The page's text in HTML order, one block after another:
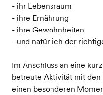
- ihr Lebensraum
- ihre Ernährung
- ihre Gewohnheiten
- und natürlich der
Im Anschluss an eine
betreute Aktivität mit
einen besonderen